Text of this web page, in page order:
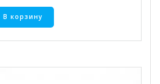
В корзину